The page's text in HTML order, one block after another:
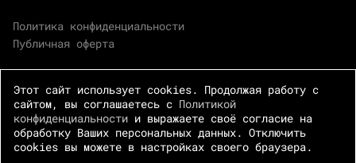
Политика конфиденциальности
Публичная оферта
Этот сайт использует cookies. Продолжая работу с
сайтом, вы соглашаетесь с Политикой
конфиденциальности и выражаете своё согласие на
обработку Ваших персональных данных. Отключить
cookies вы можете в настройках своего браузера.